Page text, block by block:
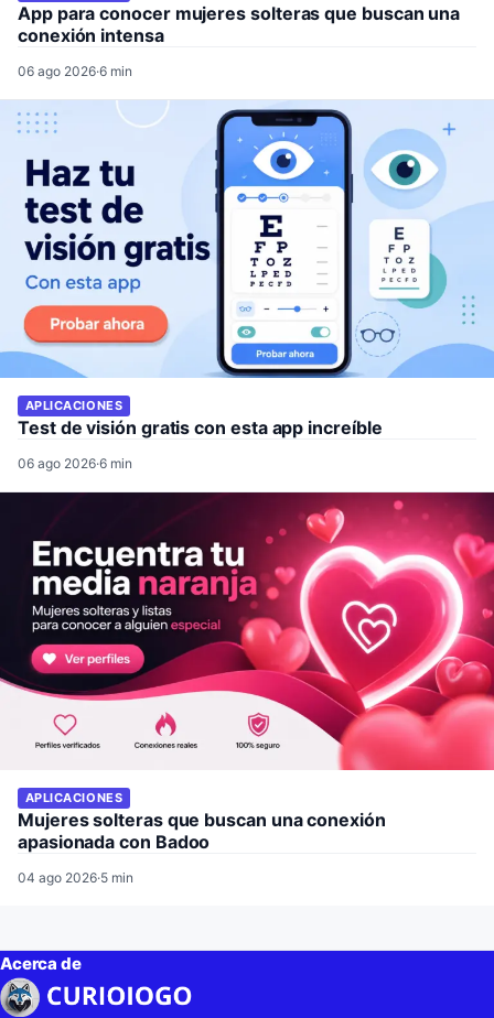
App para conocer mujeres solteras que buscan una
conexión intensa
06 ago 2026·6 min
APLICACIONES
Test de visión gratis con esta app increíble
06 ago 2026·6 min
APLICACIONES
Mujeres solteras que buscan una conexión
apasionada con Badoo
04 ago 2026·5 min
Acerca de